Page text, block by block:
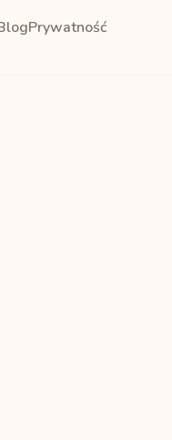
Prywatność